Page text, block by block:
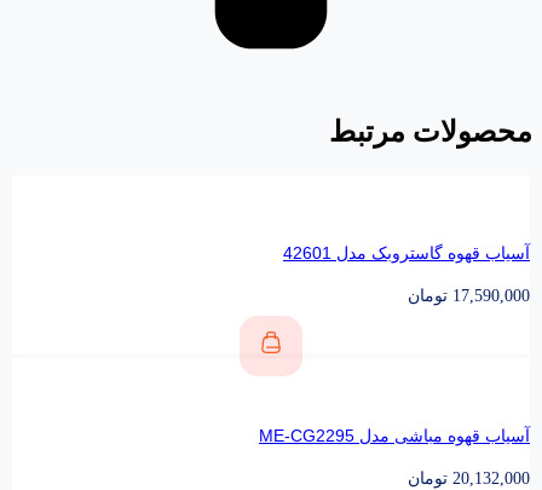
محصولات مرتبط
آسیاب قهوه گاستروبک مدل 42601
17,590,000 تومان
آسیاب قهوه مباشی مدل ME-CG2295
20,132,000 تومان